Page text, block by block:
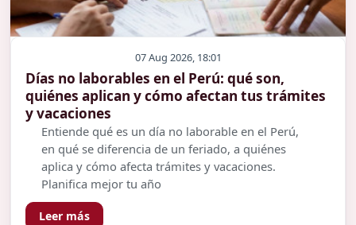
07 Aug 2026, 18:01
Días no laborables en el Perú: qué son,
quiénes aplican y cómo afectan tus trámites
y vacaciones
Entiende qué es un día no laborable en el Perú,
en qué se diferencia de un feriado, a quiénes
aplica y cómo afecta trámites y vacaciones.
Planifica mejor tu año
Leer más